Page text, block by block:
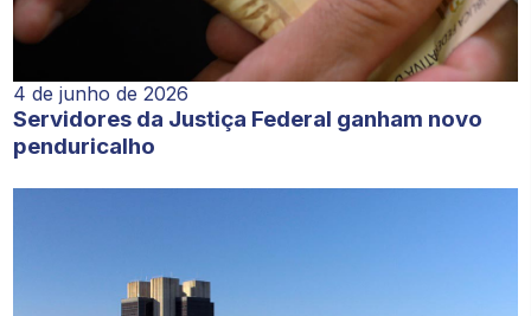
4 de junho de 2026
Servidores da Justiça Federal ganham novo
penduricalho